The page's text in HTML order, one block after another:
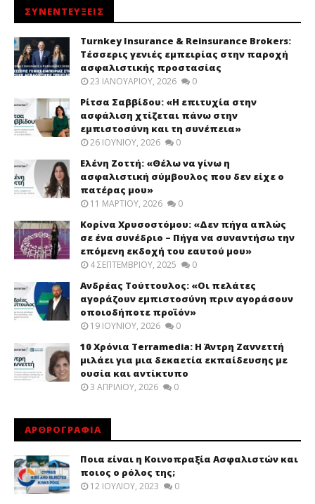
ΣΥΝΕΝΤΕΥΞΕΙΣ
Turnkey Insurance & Reinsurance Brokers:
Τέσσερις γενιές εμπειρίας στην παροχή
ασφαλιστικής προστασίας
23 ΙΑΝΟΥΑΡΊΟΥ, 2026 0
Ρίτσα Σαββίδου: «Η επιτυχία στην
ασφάλιση χτίζεται πάνω στην
εμπιστοσύνη και τη συνέπεια»
26 ΙΟΥΝΊΟΥ, 2026 0
Ελένη Ζοττή: «Θέλω να γίνω η
ασφαλιστική σύμβουλος που δεν είχε ο
πατέρας μου»
11 ΜΑΡΤΊΟΥ, 2026 0
Κορίνα Χρυσοστόμου: «Δεν πήγα απλώς
σε ένα συνέδριο – Πήγα να συναντήσω την
επόμενη εκδοχή του εαυτού μου»
4 ΣΕΠΤΕΜΒΡΊΟΥ, 2025 0
Ανδρέας Τούττουλος: «Οι πελάτες
αγοράζουν εμπιστοσύνη πριν αγοράσουν
οποιοδήποτε προϊόν»
19 ΙΟΥΝΊΟΥ, 2026 0
10 Χρόνια Terramedia: Η Άντρη Ζαννεττή
μιλάει για μια δεκαετία εκπαίδευσης με
ουσία και αντίκτυπο
3 ΑΠΡΙΛΊΟΥ, 2026 0
ΑΡΘΡΟΓΡΑΦΙΑ
Ποια είναι η Κοινοπραξία Ασφαλιστών και
ποιος ο ρόλος της;
12 ΙΟΥΛΊΟΥ, 2023 0